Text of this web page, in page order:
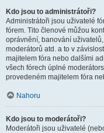
Kdo jsou to administrátoři?
Administrátoři jsou uživatelé
fórem. Tito členové můžou
oprávnění, banování
moderátorů atd. a to v
majitelem fóra nebo dalšími
všech fórech úplné
provedeném majitelem fóra
Nahoru
Kdo jsou to moderátoři?
Moderátoři jsou uživatelé